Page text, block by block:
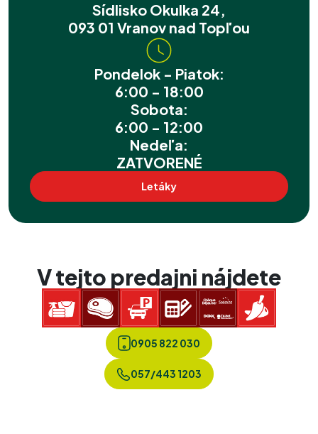
Sídlisko Okulka 24,
093 01 Vranov nad Topľou
Pondelok - Piatok:
6:00 - 18:00
Sobota:
6:00 - 12:00
Nedeľa:
ZATVORENÉ
Letáky
V tejto predajni nájdete
0905 822 030
057/443 1203